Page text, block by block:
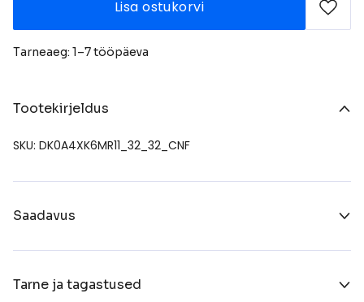
Lisa ostukorvi
Tarneaeg: 1–7 tööpäeva
Tootekirjeldus
SKU: DK0A4XK6MR11_32_32_CNF
Saadavus
Tarne ja tagastused